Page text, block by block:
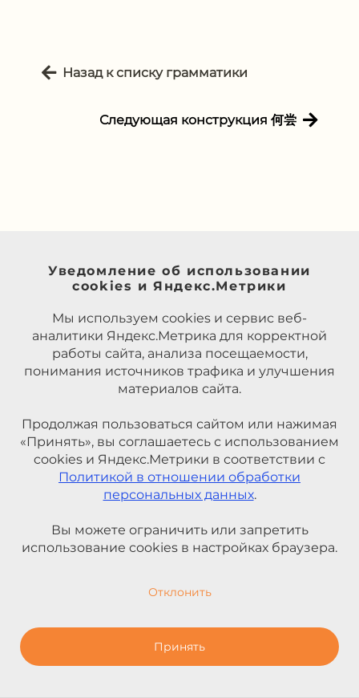
Назад к списку грамматики
Следующая конструкция 何尝
Уведомление об использовании
cookies и Яндекс.Метрики
Мы используем cookies и сервис веб-
аналитики Яндекс.Метрика для корректной
работы сайта, анализа посещаемости,
понимания источников трафика и улучшения
материалов сайта.
Продолжая пользоваться сайтом или нажимая
«Принять», вы соглашаетесь с использованием
cookies и Яндекс.Метрики в соответствии с
Политикой в отношении обработки
персональных данных.
Вы можете ограничить или запретить
использование cookies в настройках браузера.
Отклонить
Принять